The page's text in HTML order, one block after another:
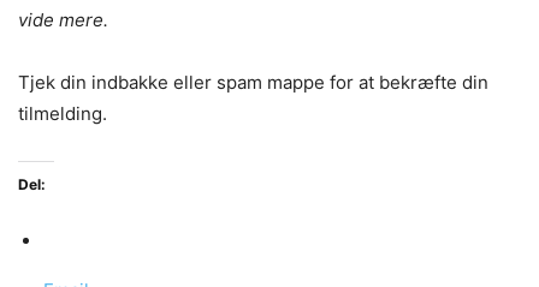
vide mere.
Tjek din indbakke eller spam mappe for at bekræfte din
tilmelding.
Del: